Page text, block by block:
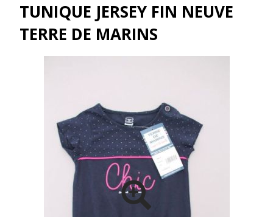
TUNIQUE JERSEY FIN NEUVE
TERRE DE MARINS